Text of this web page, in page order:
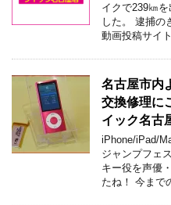
イクで239㎞
した。 逮捕の
動画投稿サイ
名古屋市内
交換修理に
イック名古
iPhone/iPad/
ジャンプフェ
キー役を声優
たね！ 今まで